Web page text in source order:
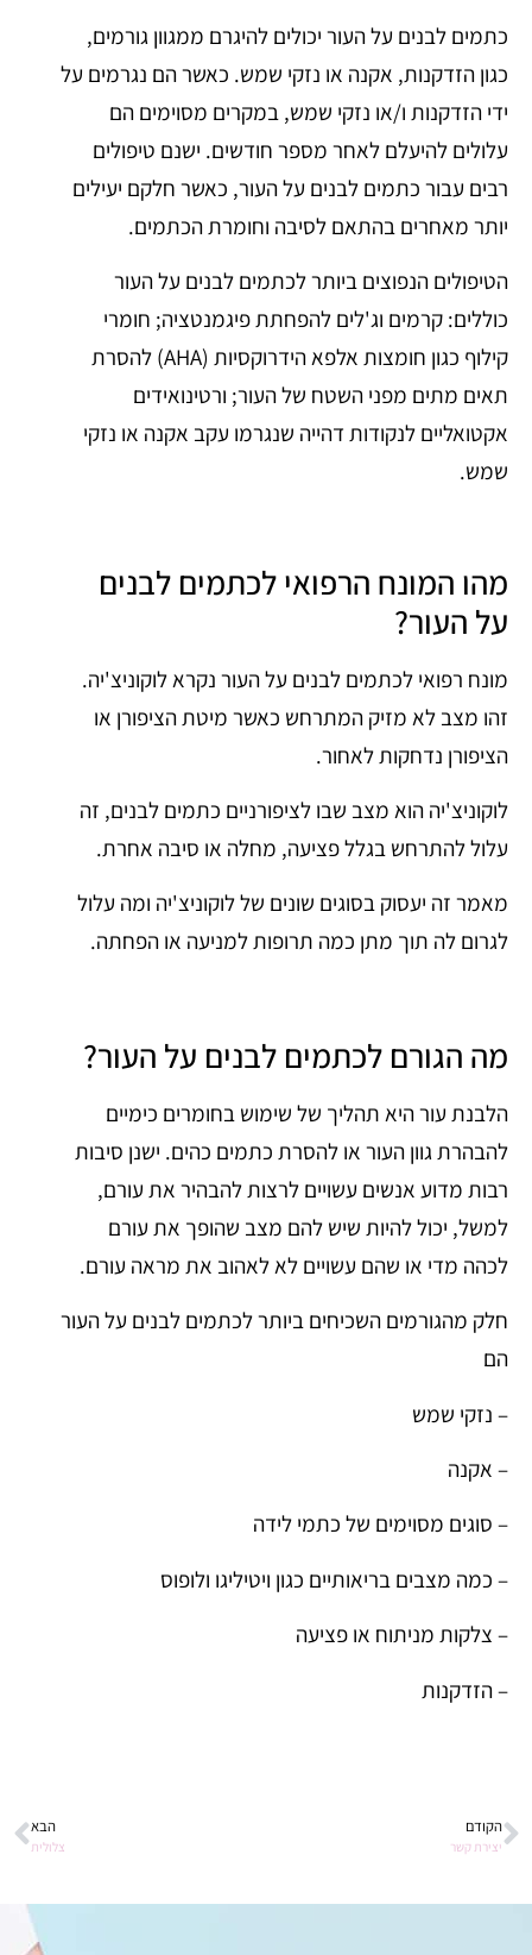
כתמים לבנים על העור יכולים להיגרם ממגוון גורמים,
כגון הזדקנות, אקנה או נזקי שמש. כאשר הם נגרמים על
ידי הזדקנות ו/או נזקי שמש, במקרים מסוימים הם
עלולים להיעלם לאחר מספר חודשים. ישנם טיפולים
רבים עבור כתמים לבנים על העור, כאשר חלקם יעילים
יותר מאחרים בהתאם לסיבה וחומרת הכתמים.
הטיפולים הנפוצים ביותר לכתמים לבנים על העור
כוללים: קרמים וג'לים להפחתת פיגמנטציה; חומרי
קילוף כגון חומצות אלפא הידרוקסיות (AHA) להסרת
תאים מתים מפני השטח של העור; ורטינואידים
אקטואליים לנקודות דהייה שנגרמו עקב אקנה או נזקי
שמש.
מהו המונח הרפואי לכתמים לבנים
על העור?
מונח רפואי לכתמים לבנים על העור נקרא לוקוניצ'יה.
זהו מצב לא מזיק המתרחש כאשר מיטת הציפורן או
הציפורן נדחקות לאחור.
לוקוניצ'יה הוא מצב שבו לציפורניים כתמים לבנים, זה
עלול להתרחש בגלל פציעה, מחלה או סיבה אחרת.
מאמר זה יעסוק בסוגים שונים של לוקוניצ'יה ומה עלול
לגרום לה תוך מתן כמה תרופות למניעה או הפחתה.
מה הגורם לכתמים לבנים על העור?
הלבנת עור היא תהליך של שימוש בחומרים כימיים
להבהרת גוון העור או להסרת כתמים כהים. ישנן סיבות
רבות מדוע אנשים עשויים לרצות להבהיר את עורם,
למשל, יכול להיות שיש להם מצב שהופך את עורם
לכהה מדי או שהם עשויים לא לאהוב את מראה עורם.
חלק מהגורמים השכיחים ביותר לכתמים לבנים על העור
הם
– נזקי שמש
– אקנה
– סוגים מסוימים של כתמי לידה
– כמה מצבים בריאותיים כגון ויטיליגו ולופוס
– צלקות מניתוח או פציעה
– הזדקנות
הקודם
יצירת קשר
הבא
צלולית